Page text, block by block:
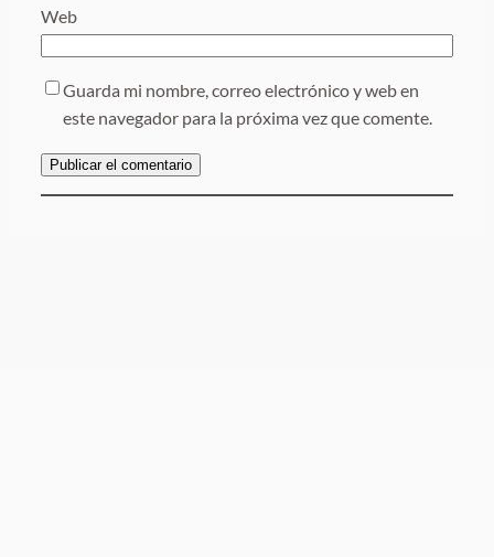
Web
Guarda mi nombre, correo electrónico y web en
este navegador para la próxima vez que comente.